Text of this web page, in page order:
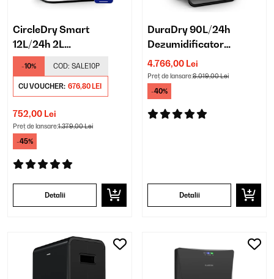
CircleDry Smart
12L/24h 2L
Dezumidificator
-10% COD: SALE10P
CU VOUCHER: 676,80 LEI
752,00 Lei
Preț de lansare:1.379,00 Lei
-45%
Detalii
DuraDry 90L/24h
Dezumidificator
industrial
4.766,00 Lei
Preț de lansare:8.019,00 Lei
-40%
Detalii